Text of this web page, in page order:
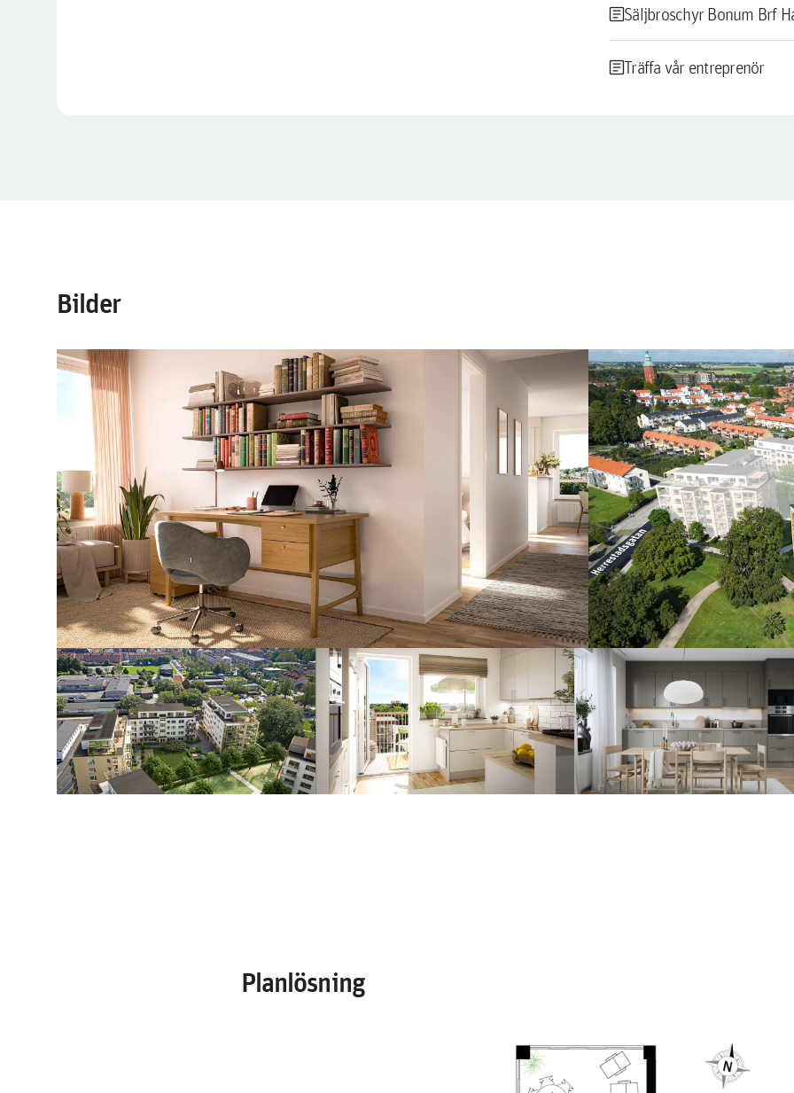
articleSäljbroschyr Bonum Brf
articleTräffa vår entreprenör
Bilder
Planlösning